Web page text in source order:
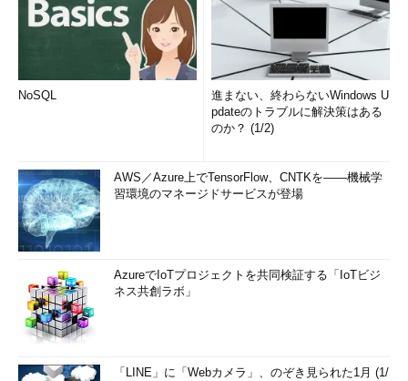
NoSQL
進まない、終わらないWindows U
pdateのトラブルに解決策はある
のか？ (1/2)
AWS／Azure上でTensorFlow、CNTKを――機械学
習環境のマネージドサービスが登場
AzureでIoTプロジェクトを共同検証する「IoTビジ
ネス共創ラボ」
「LINE」に「Webカメラ」、のぞき見られた1月 (1/